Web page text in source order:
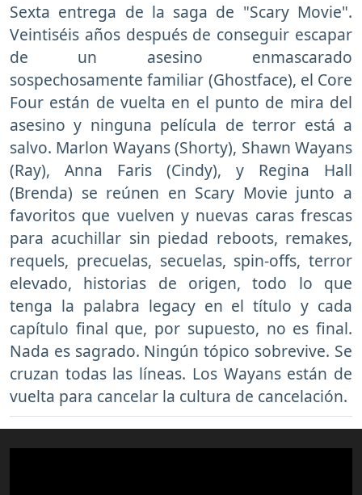
Sexta entrega de la saga de "Scary Movie".
Veintiséis años después de conseguir escapar
de un asesino enmascarado
sospechosamente familiar (Ghostface), el Core
Four están de vuelta en el punto de mira del
asesino y ninguna película de terror está a
salvo. Marlon Wayans (Shorty), Shawn Wayans
(Ray), Anna Faris (Cindy), y Regina Hall
(Brenda) se reúnen en Scary Movie junto a
favoritos que vuelven y nuevas caras frescas
para acuchillar sin piedad reboots, remakes,
requels, precuelas, secuelas, spin-offs, terror
elevado, historias de origen, todo lo que
tenga la palabra legacy en el título y cada
capítulo final que, por supuesto, no es final.
Nada es sagrado. Ningún tópico sobrevive. Se
cruzan todas las líneas. Los Wayans están de
vuelta para cancelar la cultura de cancelación.